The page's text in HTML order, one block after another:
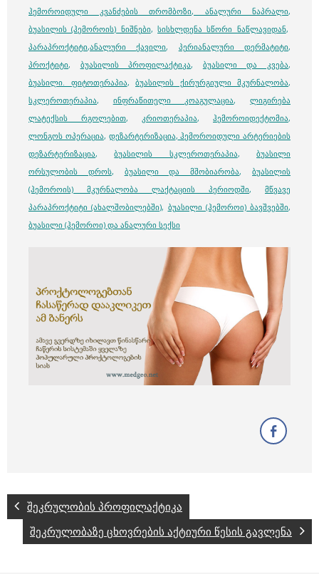
ჰემოროიდული კვანძების თრომბოზი, ანალური ნაპრალი,
ბუასილის (ჰემოროის) ნიშნები,სისხლდენა სწორი ნაწლავიდან,
პარაპროქტიტი,ანალური ქავილი, პერიანალური დერმატიტი,
პროქტიტი, ბუასილის პროფილაქტიკა, ბუასილი და კვება,
ბუასილი. ფიტოთერაპია, ბუასილის ქირურგიული მკურნალობა,
სკლეროთერაპია, ინფრაწითელი კოაგულაცია,ლიგირება
ლატექსის რგოლებით, კრიოთერაპია, ჰემოროიდექტომია,
ლონგოს ოპერაცია, დეზარტერიზაცია, ჰემოროიდული არტერიების
დეზარტერიზაცია,ბუასილის სკლეროთერაპია,ბუასილი
ორსულობის დროს, ბუასილი და მშობიარობა,ბუასილის
(ჰემოროის) მკურნალობა ლაქტაციის პერიოდში, მწვავე
პარაპროქტიტი (ახალშობილებში), ბუასილი (ჰემოროი) ბავშვებში,
ბუასილი (ჰემოროი) და ანალური სექსი
შეკრულობის პროფილაქტიკა
შეკრულობაზე ცხოვრების აქტიური წესის გავლენა